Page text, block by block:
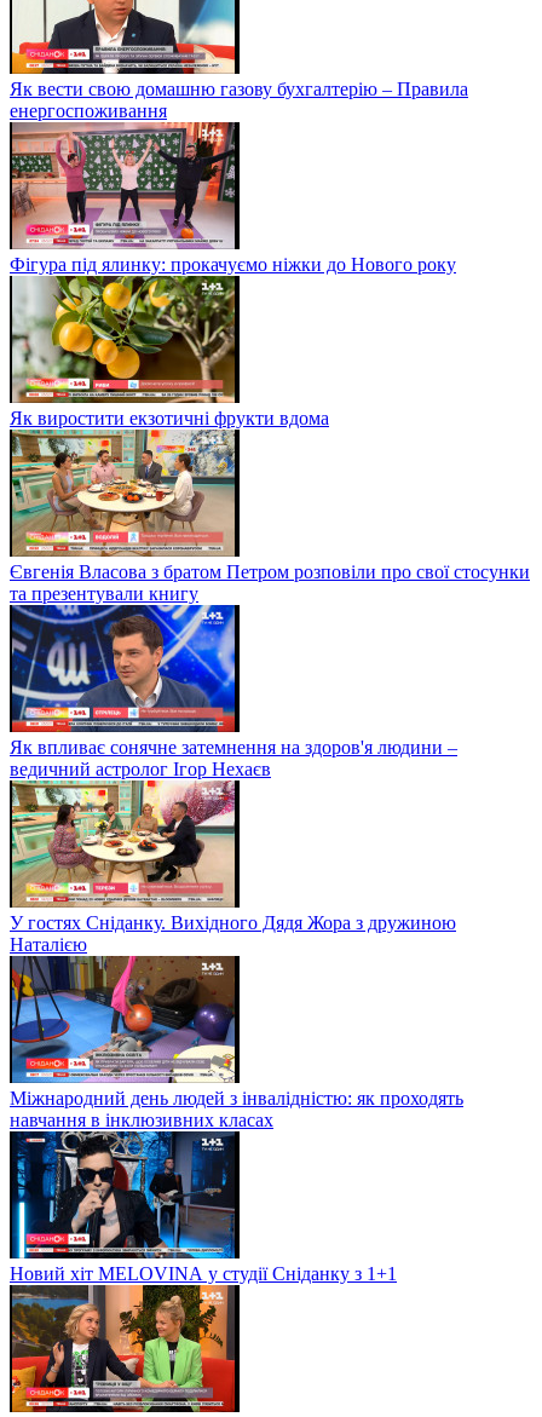
Як вести свою домашню газову бухгалтерію – Правила
енергоспоживання
Фігура під ялинку: прокачуємо ніжки до Нового року
Як виростити екзотичні фрукти вдома
Євгенія Власова з братом Петром розповіли про свої стосунки
та презентували книгу
Як впливає сонячне затемнення на здоров'я людини –
ведичний астролог Ігор Нехаєв
У гостях Сніданку. Вихідного Дядя Жора з дружиною
Наталією
Міжнародний день людей з інвалідністю: як проходять
навчання в інклюзивних класах
Новий хіт MELOVINА у студії Сніданку з 1+1